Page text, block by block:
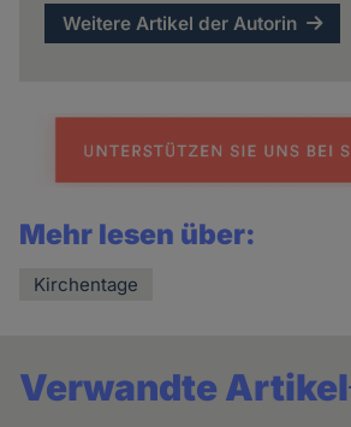
Weitere Artikel der Autorin
Mehr lesen über:
Kirchentage
Verwandte Artikel